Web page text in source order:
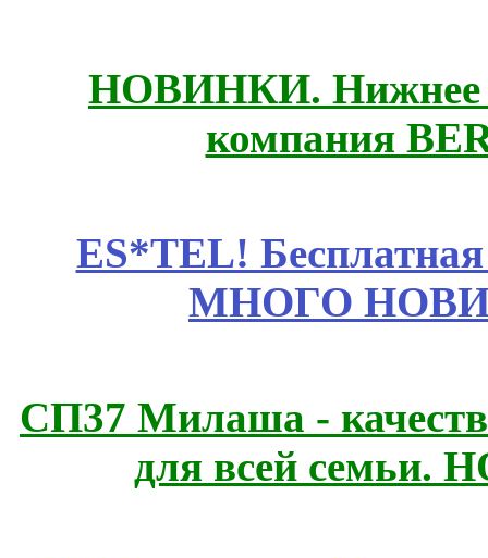
НОВИНКИ. Нижнее
компания
ES*TEL!
МНОГО
СП37 Милаша -
для всей семьи.